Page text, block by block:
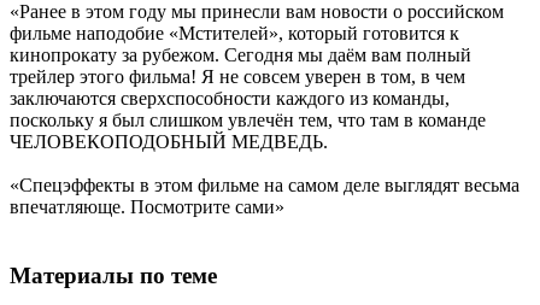
«Ранее в этом году мы принесли вам новости о российском
фильме наподобие «Мстителей», который готовится к
кинопрокату за рубежом. Сегодня мы даём вам полный
трейлер этого фильма! Я не совсем уверен в том, в чем
заключаются сверхспособности каждого из команды,
поскольку я был слишком увлечён тем, что там в команде
ЧЕЛОВЕКОПОДОБНЫЙ МЕДВЕДЬ.
«Спецэффекты в этом фильме на самом деле выглядят весьма
впечатляюще. Посмотрите сами»
Материалы по теме